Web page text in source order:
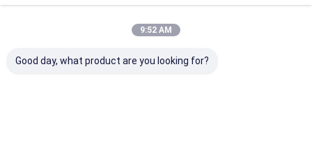
9:52 AM
Good day, what product are you looking for?